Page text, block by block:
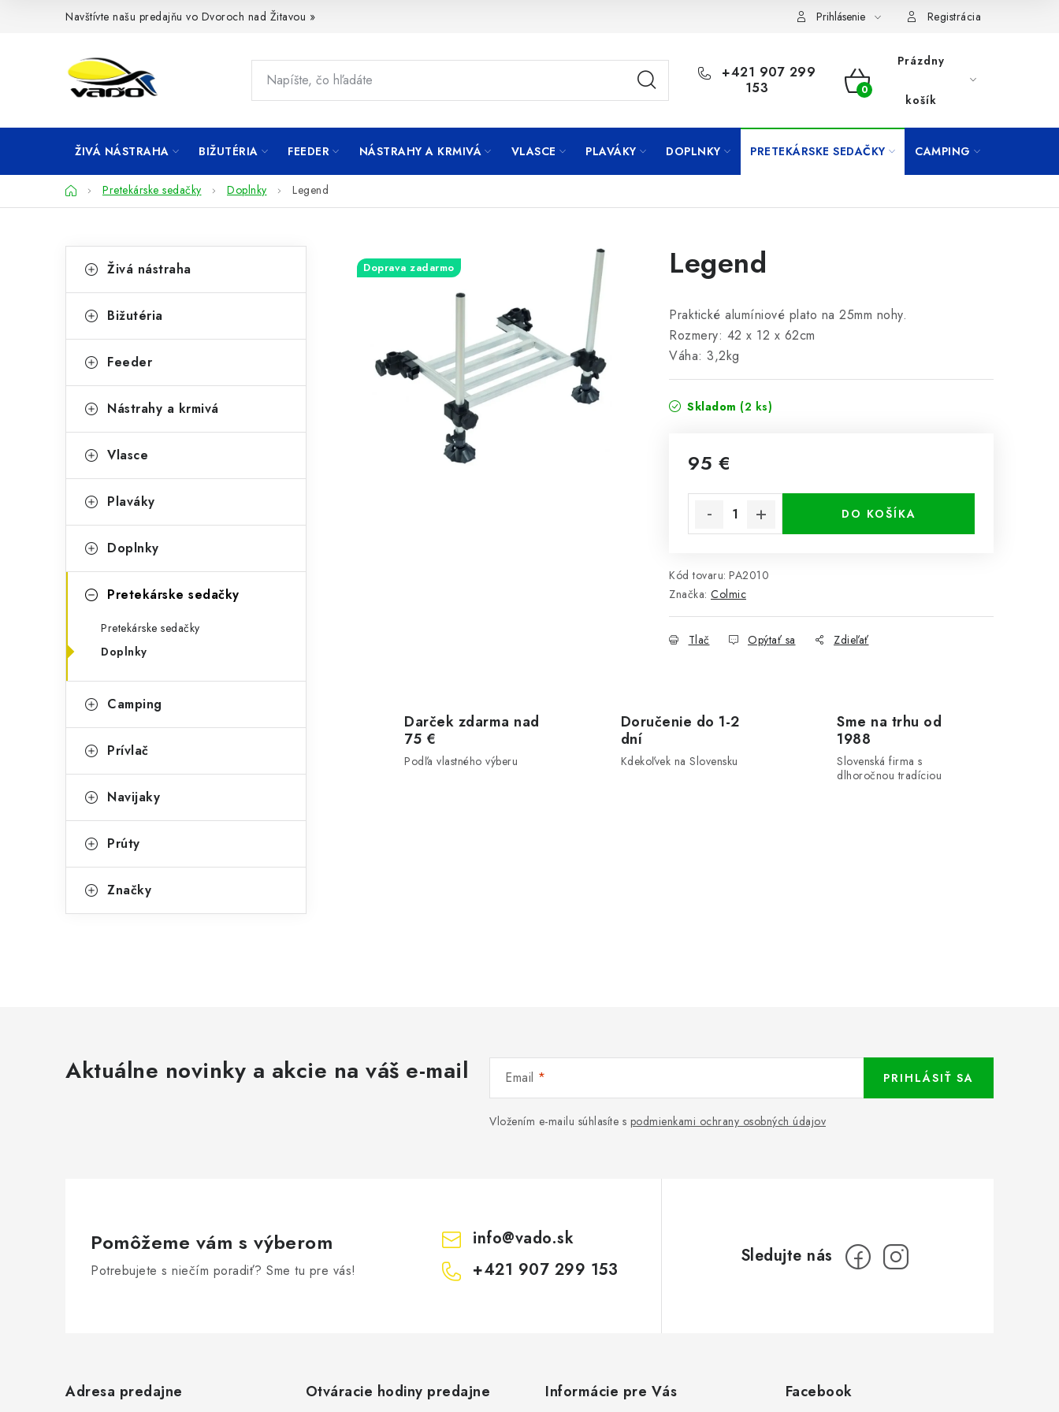
Navštívte našu predajňu vo Dvoroch nad Žitavou » Prihlásenie Registrácia
+421 907 299
153
NÁKUPNÝ
Prázdny
košík
ŽIVÁ NÁSTRAHA BIŽUTÉRIA FEEDER NÁSTRAHY A KRMIVÁ VLASCE PLAVÁKY DOPLNKY PRETEKÁRSKE SEDAČKY CAMPING
DomovPretekárske sedačky Doplnky Legend
o
n
ý
a
n
l
kategórie
a
e
ó
i
Živá nástraha
Bižutéria
Feeder
Nástrahy a krmivá
Vlasce
Plaváky
Doplnky
Pretekárske sedačky
Pretekárske sedačky
Doplnky
Camping
Prívlač
Navijaky
Prúty
Značky
Legend
Praktické alumíniové plato na 25mm nohy.
Rozmery: 42 x 12 x 62cm
Váha: 3,2kg
Skladom (2 ks)
95 €
DO KOŠÍKA
Kód tovaru: PA2010
Značka: Colmic
Tlač Opýtať sa Zdieľať
Doprava zadarmo
Darček zdarma nad
75 €
Podľa vlastného výberu
Doručenie do 1-2
dní
Kdekoľvek na Slovensku
Sme na trhu od
1988
Slovenská firma s
dlhoročnou tradíciou
Aktuálne novinky a akcie na váš e-mail Email
Vložením e-mailu súhlasíte s podmienkami ochrany osobných údajov
PRIHLÁSIŤ SA
Pomôžeme vám s výberom
Potrebujete s niečím poradiť? Sme tu pre vás!
info@vado.sk
+421 907 299 153
Adresa predajne Otváracie hodiny predajne Informácie pre Vás Facebook